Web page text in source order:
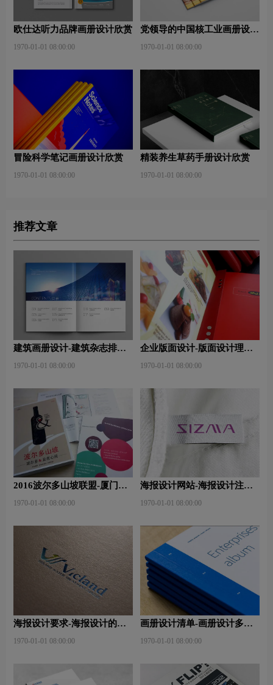
欧仕达听力品牌画册设计欣赏
1970-01-01 08:00:00
党领导的中国核工业画册设计
1970-01-01 08:00:00
冒险科学笔记画册设计欣赏
1970-01-01 08:00:00
精装养生草药手册设计欣赏
1970-01-01 08:00:00
推荐文章
建筑画册设计-建筑杂志排版
用？
1970-01-01 08:00:00
企业版面设计-版面设计理
1970-01-01 08:00:00
2016波尔多山坡联盟-厦门大
1970-01-01 08:00:00
海报设计网站-海报设计注意
1970-01-01 08:00:00
海报设计要求-海报设计的作
1970-01-01 08:00:00
画册设计清单-画册设计多少
1970-01-01 08:00:00